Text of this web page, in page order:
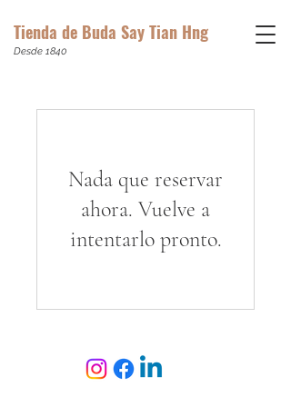
Tienda de Buda Say Tian Hng
Desde 1840
Nada que reservar
ahora. Vuelve a
intentarlo pronto.